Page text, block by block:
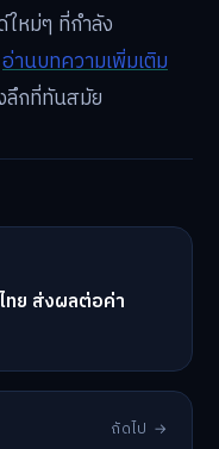
หม่ๆ ที่กำลัง
อ่านบทความเพิ่มเติม
ลึกที่ทันสมัย
ทย ส่งผลต่อค่า
ถัดไป →